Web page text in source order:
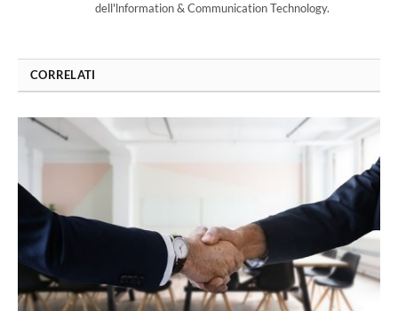
dell'lnformation & Communication Technology.
CORRELATI